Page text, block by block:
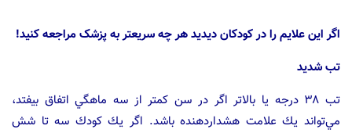
اگر این علایم را در کودکان دیدید هر چه سریعتر به پزشک مراجعه کنید!
تب شدید
تب ۳۸ درجه يا بالاتر اگر در سن كمتر از سه ماهگي اتفاق بيفتد،
مي‌تواند يك علامت هشدار‌دهنده باشد. اگر يك كودك سه تا شش